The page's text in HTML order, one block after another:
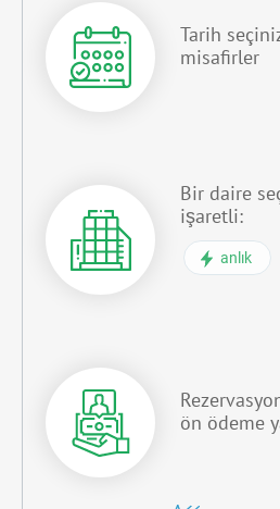
Tarih
misafirler
Bir daire
işaretli:
anlık
ön ödeme